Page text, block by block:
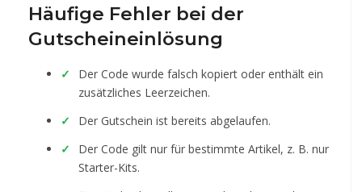
Häufige Fehler bei der
Gutscheineinlösung
Der Code wurde falsch kopiert oder enthält ein
zusätzliches Leerzeichen.
Der Gutschein ist bereits abgelaufen.
Der Code gilt nur für bestimmte Artikel, z. B. nur
Starter-Kits.